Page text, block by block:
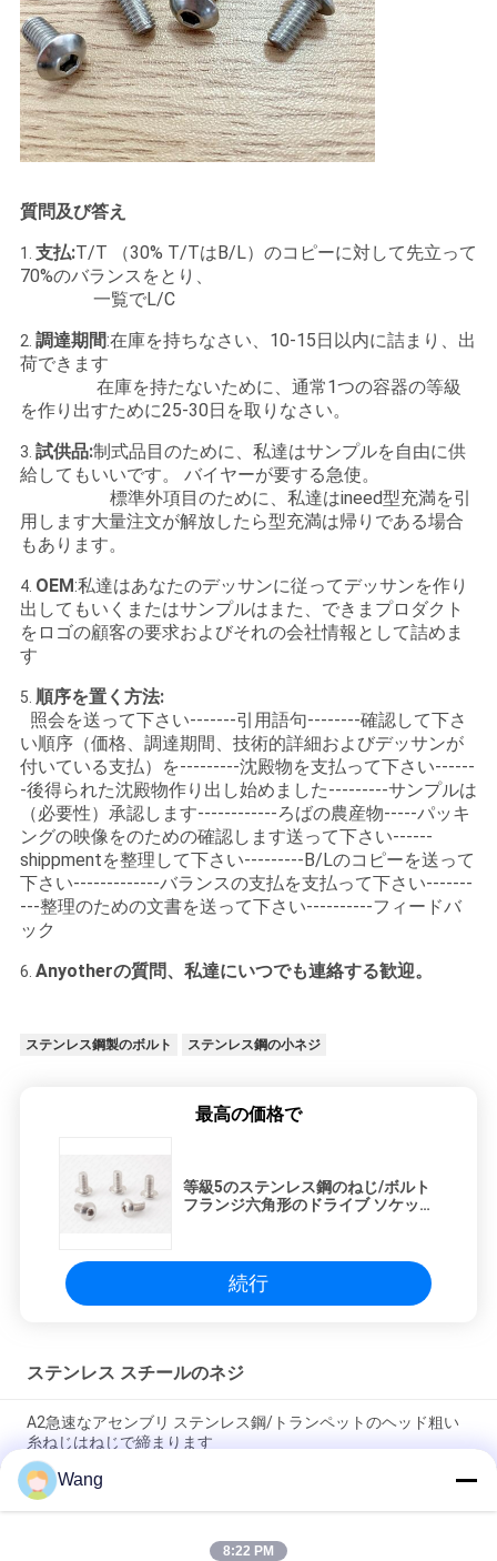
質問及び答え
1. 支払:T/T （30% T/TはB/L）のコピーに対して先立って
70%のバランスをとり、
一覧でL/C
2. 調達期間:在庫を持ちなさい、10-15日以内に詰まり、出
荷できます
在庫を持たないために、通常1つの容器の等級
を作り出すために25-30日を取りなさい。
3. 試供品:制式品目のために、私達はサンプルを自由に供
給してもいいです。 バイヤーが要する急使。
標準外項目のために、私達はineed型充満を引
用します大量注文が解放したら型充満は帰りである場合
もあります。
4. OEM:私達はあなたのデッサンに従ってデッサンを作り
出してもいくまたはサンプルはまた、できまプロダクト
をロゴの顧客の要求およびそれの会社情報として詰めま
す
5. 順序を置く方法:
照会を送って下さい-------引用語句--------確認して下さ
い順序（価格、調達期間、技術的詳細およびデッサンが
付いている支払）を---------沈殿物を支払って下さい------
-後得られた沈殿物作り出し始めました---------サンプルは
（必要性）承認します------------ろばの農産物-----パッキ
ングの映像をのための確認します送って下さい------
shippmentを整理して下さい---------B/Lのコピーを送って
下さい-------------バランスの支払を支払って下さい-------
---整理のための文書を送って下さい----------フィードバ
ック
6. Anyotherの質問、私達にいつでも連絡する歓迎。
ステンレス鋼製のボルト ステンレス鋼の小ネジ
最高の価格で
等級5のステンレス鋼のねじ/ボルト
フランジ六角形のドライブ ソケット
続行
ステンレス スチールのネジ
A2急速なアセンブリ ステンレス鋼/トランペットのヘッド粗い
糸ねじはねじで締まります
10mm 100mm 150mmのステンレス鋼ねじは、ステンレス鋼の
フランジの頭部メートルをボルトで固定します
INOX A2のChipboardのステンレス鋼ねじPoziドライブ倍によっ
Wang
8:22 PM